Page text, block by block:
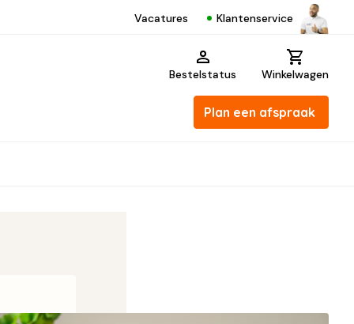
Vacatures Klantenservice
Bestelstatus Winkelwagen
Plan een afspraak